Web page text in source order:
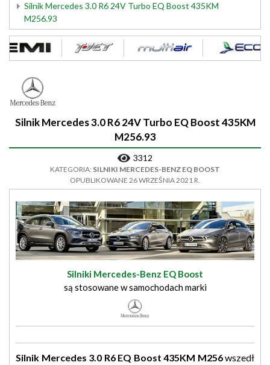
Silnik Mercedes 3.0 R6 24V Turbo EQ Boost 435KM
M256.93
Silnik Mercedes 3.0 R6 24V Turbo EQ Boost 435KM
M256.93
3312
KATEGORIA: SILNIKI MERCEDES-BENZ EQ BOOST
OPUBLIKOWANE 26 WRZEŚNIA 2021 R.
Silniki Mercedes-Benz EQ Boost
są stosowane w samochodach marki
Silnik Mercedes 3.0 R6 EQ Boost 435KM M256wszedł